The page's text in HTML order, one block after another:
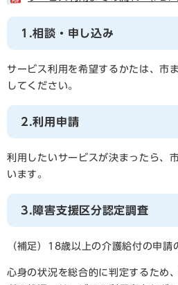
1.相談・申し込み
サービス利用を希望するかたは、市
してください。
2.利用申請
利用したいサービスが決まったら、
います。
3.障害支援区分認定調査
（補足）18歳以上の介護給付の申請
心身の状況を総合的に判定するため